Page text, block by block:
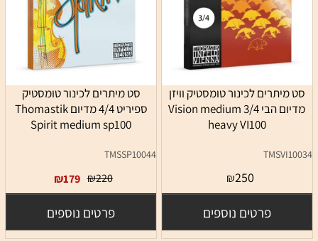
סט מיתרים לכינור טומסטיק וויזן
מדיום הבי 3/4 Vision medium
heavy VI100
TMSVI10034
₪250
פרטים נוספים
סט מיתרים לכינור טומסטיק
ספיריט 4/4 מדיום Thomastik
Spirit medium sp100
TMSSP10044
₪220
₪179
פרטים נוספים